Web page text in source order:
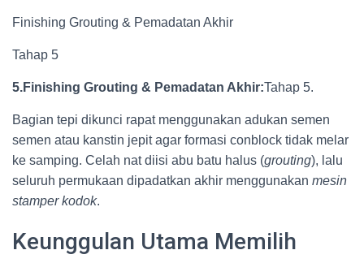
Finishing Grouting & Pemadatan Akhir
Tahap 5
5.Finishing Grouting & Pemadatan Akhir:Tahap 5.
Bagian tepi dikunci rapat menggunakan adukan semen
semen atau kanstin jepit agar formasi conblock tidak melar
ke samping. Celah nat diisi abu batu halus (grouting), lalu
seluruh permukaan dipadatkan akhir menggunakan mesin
stamper kodok.
Keunggulan Utama Memilih